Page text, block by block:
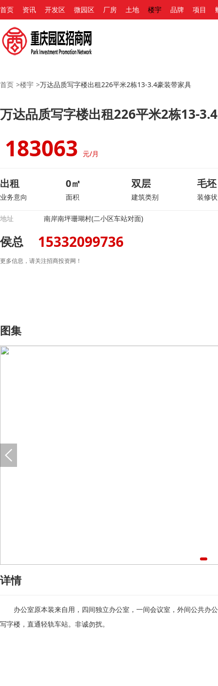
首页 资讯 开发区 微园区 厂房 土地 楼宇 品牌 项目
首页 >楼宇 >万达品质写字楼出租226平米2栋13-3.4豪装带家具
万达品质写字楼出租226平米2栋13-
183063 元/月
出租
业务意向
0㎡
面积
双层
建筑类别
毛坯
装修
地址 南岸南坪珊瑚村(二小区车站对面)
侯总 15332099736
更多信息，请关注招商投资网！
图集
详情
办公室原本装来自用，四间独立办公室，一间会议室，外间公共办
写字楼，直通轻轨车站。非诚勿扰。